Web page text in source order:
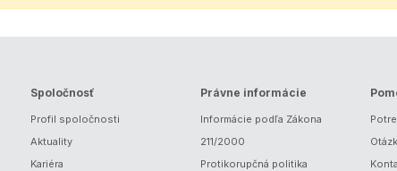
Spoločnosť
Profil spoločnosti
Aktuality
Kariéra
Právne informácie
Informácie podľa Zákona
211/2000
Protikorupčná politika